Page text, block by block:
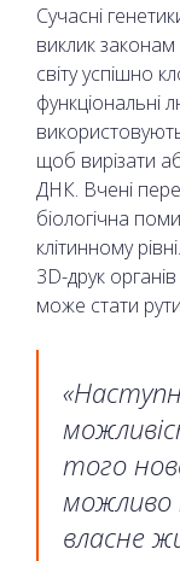
Сучасні
виклик
світу успішно
функціональні
щоб вирізати
ДНК. Вчені
біологічна
клітинному
3D-друк
може стати
того
можливо
власне